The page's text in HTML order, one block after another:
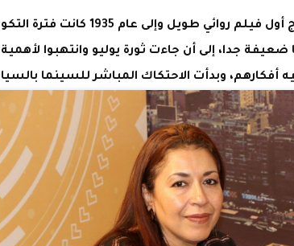
وتابعت: عام 1927 بدء انتاج أول فيلم روائي طويل
ضعيفة جدا، إلى أن جاءت ثورة يوليو وانتهبوا
وبدأت الاحتكاك المباشر للسينما